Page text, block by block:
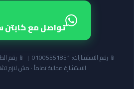
تواصل مع كابتن
📱 رقم الاستشارات: 01005551851 | 📱 رقم الطلبات: 01270661050
الاستشارة مجانية تماماً · مش لازم